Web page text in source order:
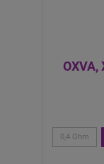
OXVA,
0,4 Ohm